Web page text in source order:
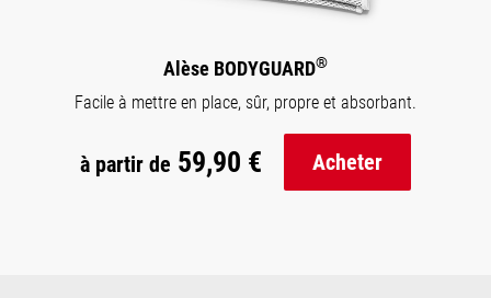
Alèse BODYGUARD®
Facile à mettre en place, sûr, propre et absorbant.
à partir de 59,90 € Acheter